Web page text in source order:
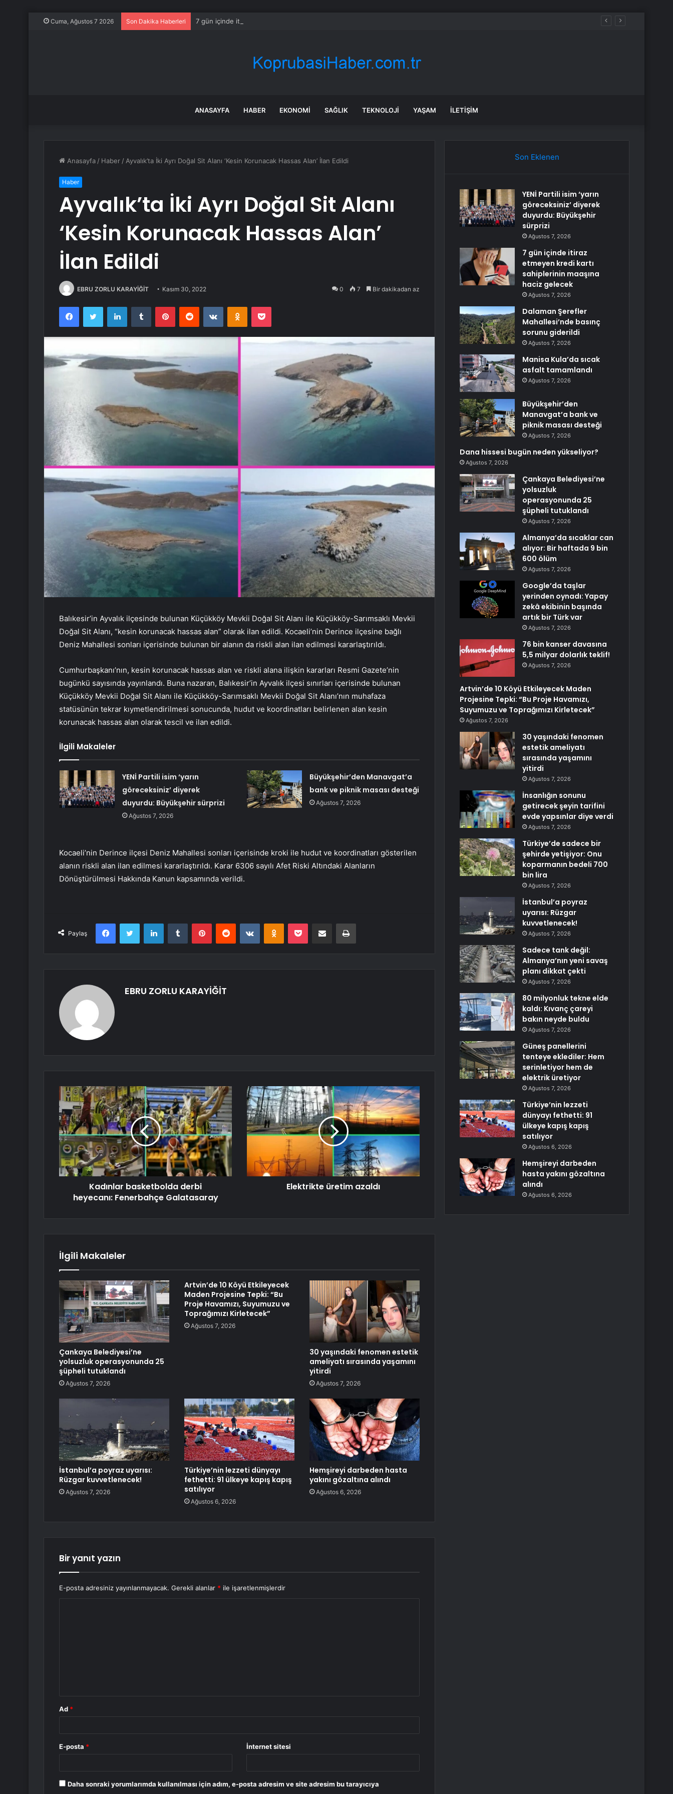
Cuma, Ağustos 7 2026 Son Dakika Haberleri 7 gün içinde itiraz etmeyen kredi kartı sahiplerinin maaşına haciz gelecek
ANASAYFA HABER EKONOMI SAĞLIK TEKNOLOJI YAŞAM İLETIŞIM
Anasayfa / Haber / Ayvalık’ta İki Ayrı Doğal Sit Alanı ‘Kesin Korunacak Hassas Alan’ İlan Edildi
Haber
Ayvalık’ta İki Ayrı Doğal Sit Alanı
‘Kesin Korunacak Hassas Alan’
İlan Edildi
EBRU ZORLU KARAYİĞİT Kasım 30, 2022 0 7 Bir dakikadan az
FacebookTwitter LinkedInTumblr PinterestReddit VKontakteOdnoklassniki
Pocket
Balıkesir’in Ayvalık ilçesinde bulunan Küçükköy Mevkii Doğal Sit Alanı ile Küçükköy-Sarımsaklı Mevkii
Doğal Sit Alanı, “kesin korunacak hassas alan” olarak ilan edildi. Kocaeli’nin Derince ilçesine bağlı
Deniz Mahallesi sonları içerisinde bulunan bir alanın da riskli alan ilan edilmesi kararlaştırıldı.
Cumhurbaşkanı’nın, kesin korunacak hassas alan ve riskli alana ilişkin kararları Resmi Gazete’nin
bugünkü sayısında yayınlandı. Buna nazaran, Balıkesir’in Ayvalık ilçesi sınırları içerisinde bulunan
Küçükköy Mevkii Doğal Sit Alanı ile Küçükköy-Sarımsaklı Mevkii Doğal Sit Alanı’nın muhafaza
statüsünün tekrar kıymetlendirilmesi sonucunda, hudut ve koordinatları belirlenen alan kesin
korunacak hassas alan olarak tescil ve ilan edildi.
İlgili Makaleler
YENİ Partili isim ‘yarın
göreceksiniz’ diyerek
duyurdu: Büyükşehir sürprizi
Ağustos 7, 2026
Büyükşehir’den Manavgat’a
bank ve piknik masası desteği
Ağustos 7, 2026
Kocaeli’nin Derince ilçesi Deniz Mahallesi sonları içerisinde kroki ile hudut ve koordinatları gösterilen
alanın riskli alan ilan edilmesi kararlaştırıldı. Karar 6306 sayılı Afet Riski Altındaki Alanların
Dönüştürülmesi Hakkında Kanun kapsamında verildi.
Paylaş
FacebookTwitter LinkedInTumblr PinterestReddit VKontakteOdnoklassniki
Pocket E-Posta ile paylaş Yazdır
EBRU ZORLU KARAYİĞİT
Kadınlar basketbolda derbi
heyecanı: Fenerbahçe Galatasaray
Elektrikte üretim azaldı
İlgili Makaleler
Çankaya Belediyesi’ne
yolsuzluk operasyonunda 25
şüpheli tutuklandı
Ağustos 7, 2026
Artvin’de 10 Köyü Etkileyecek
Maden Projesine Tepki: “Bu
Proje Havamızı, Suyumuzu ve
Toprağımızı Kirletecek”
Ağustos 7, 2026
30 yaşındaki fenomen estetik
ameliyatı sırasında yaşamını
yitirdi
Ağustos 7, 2026
İstanbul’a poyraz uyarısı:
Rüzgar kuvvetlenecek!
Ağustos 7, 2026
Türkiye’nin lezzeti dünyayı
fethetti: 91 ülkeye kapış kapış
satılıyor
Ağustos 6, 2026
Hemşireyi darbeden hasta
yakını gözaltına alındı
Ağustos 6, 2026
Bir yanıt yazın
E-posta adresiniz yayınlanmayacak. Gerekli alanlar * ile işaretlenmişlerdir
Ad *
E-posta * İnternet sitesi
Daha sonraki yorumlarımda kullanılması için adım, e-posta adresim ve site adresim bu tarayıcıya
Son Eklenen
YENİ Partili isim ‘yarın
göreceksiniz’ diyerek
duyurdu: Büyükşehir
sürprizi
Ağustos 7, 2026
7 gün içinde itiraz
etmeyen kredi kartı
sahiplerinin maaşına
haciz gelecek
Ağustos 7, 2026
Dalaman Şerefler
Mahallesi’nde basınç
sorunu giderildi
Ağustos 7, 2026
Manisa Kula’da sıcak
asfalt tamamlandı
Ağustos 7, 2026
Büyükşehir’den
Manavgat’a bank ve
piknik masası desteği
Ağustos 7, 2026
Dana hissesi bugün neden yükseliyor?
Ağustos 7, 2026
Çankaya Belediyesi’ne
yolsuzluk
operasyonunda 25
şüpheli tutuklandı
Ağustos 7, 2026
Almanya’da sıcaklar can
alıyor: Bir haftada 9 bin
600 ölüm
Ağustos 7, 2026
Google’da taşlar
yerinden oynadı: Yapay
zekâ ekibinin başında
artık bir Türk var
Ağustos 7, 2026
76 bin kanser davasına
5,5 milyar dolarlık teklif!
Ağustos 7, 2026
Artvin’de 10 Köyü Etkileyecek Maden
Projesine Tepki: “Bu Proje Havamızı,
Suyumuzu ve Toprağımızı Kirletecek”
Ağustos 7, 2026
30 yaşındaki fenomen
estetik ameliyatı
sırasında yaşamını
yitirdi
Ağustos 7, 2026
İnsanlığın sonunu
getirecek şeyin tarifini
evde yapsınlar diye verdi
Ağustos 7, 2026
Türkiye’de sadece bir
şehirde yetişiyor: Onu
koparmanın bedeli 700
bin lira
Ağustos 7, 2026
İstanbul’a poyraz
uyarısı: Rüzgar
kuvvetlenecek!
Ağustos 7, 2026
Sadece tank değil:
Almanya’nın yeni savaş
planı dikkat çekti
Ağustos 7, 2026
80 milyonluk tekne elde
kaldı: Kıvanç çareyi
bakın neyde buldu
Ağustos 7, 2026
Güneş panellerini
tenteye eklediler: Hem
serinletiyor hem de
elektrik üretiyor
Ağustos 7, 2026
Türkiye’nin lezzeti
dünyayı fethetti: 91
ülkeye kapış kapış
satılıyor
Ağustos 6, 2026
Hemşireyi darbeden
hasta yakını gözaltına
alındı
Ağustos 6, 2026